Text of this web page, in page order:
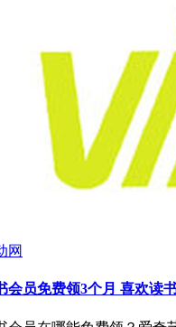
网
会员免费领3个月 喜欢读